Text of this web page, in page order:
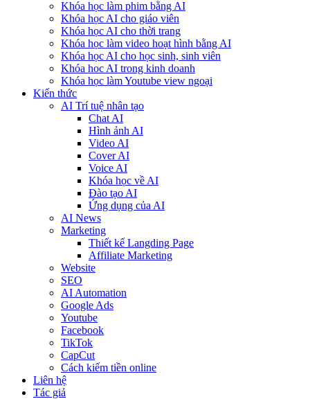
Khóa học làm phim bằng AI
Khóa học AI cho giáo viên
Khóa học AI cho thời trang
Khóa học làm video hoạt hình bằng AI
Khóa học AI cho học sinh, sinh viên
Khóa hoc AI trong kinh doanh
Khóa học làm Youtube view ngoại
Kiến thức
AI Trí tuệ nhân tạo
Chat AI
Hình ảnh AI
Video AI
Cover AI
Voice AI
Khóa học về AI
Đào tạo AI
Ứng dụng của AI
AI News
Marketing
Thiết kế Langding Page
Affiliate Marketing
Website
SEO
AI Automation
Google Ads
Youtube
Facebook
TikTok
CapCut
Cách kiếm tiền online
Liên hệ
Tác giả